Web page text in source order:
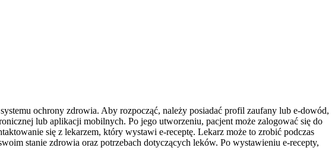
ochrony zdrowia. Aby rozpocząć, należy posiadać profil zaufany lub e-dowód,
lub aplikacji mobilnych. Po jego utworzeniu, pacjent może zalogować się do
się z lekarzem, który wystawi e-receptę. Lekarz może to zrobić podczas
stanie zdrowia oraz potrzebach dotyczących leków. Po wystawieniu e-recepty,